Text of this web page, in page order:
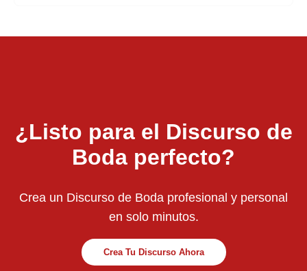
¿Listo para el Discurso de
Boda perfecto?
Crea un Discurso de Boda profesional y personal
en solo minutos.
Crea Tu Discurso Ahora